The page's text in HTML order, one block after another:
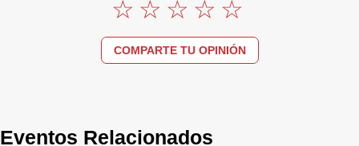
COMPARTE TU OPINIÓN
Eventos Relacionados